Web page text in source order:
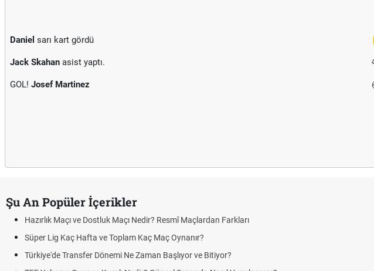
Daniel sarı kart gördü
Jack Skahan asist yaptı.
GOL! Josef Martinez
Şu An Popüler İçerikler
Hazırlık Maçı ve Dostluk Maçı Nedir? Resmî Maçlardan Farkları
Süper Lig Kaç Hafta ve Toplam Kaç Maç Oynanır?
Türkiye'de Transfer Dönemi Ne Zaman Başlıyor ve Bitiyor?